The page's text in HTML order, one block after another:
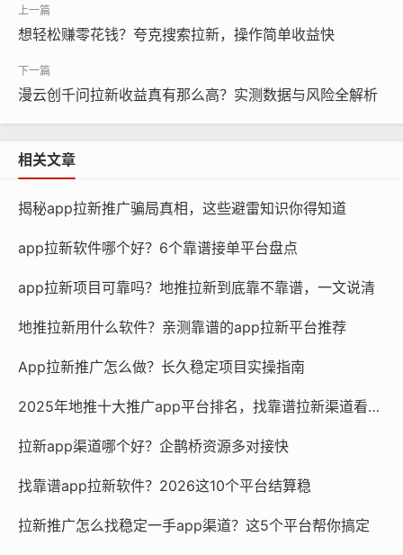
想轻松赚零花钱？夸克搜索拉新，操作简单收益快
漫云创千问拉新收益真有那么高？实测数据与风险全解析
相关文章
揭秘app拉新推广骗局真相，这些避雷知识你得知道
app拉新软件哪个好？6个靠谱接单平台盘点
app拉新项目可靠吗？地推拉新到底靠不靠谱，一文说清
地推拉新用什么软件？亲测靠谱的app拉新平台推荐
App拉新推广怎么做？长久稳定项目实操指南
2025年地推十大推广app平台排名，找靠谱拉新渠道看这篇
拉新app渠道哪个好？企鹊桥资源多对接快
找靠谱app拉新软件？2026这10个平台结算稳
拉新推广怎么找稳定一手app渠道？这5个平台帮你搞定